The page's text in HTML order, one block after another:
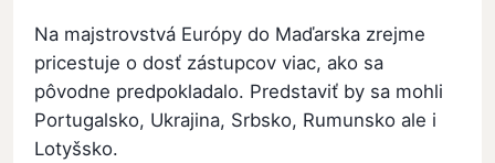
Na majstrovstvá Európy do Maďarska zrejme
pricestuje o dosť zástupcov viac, ako sa
pôvodne predpokladalo. Predstaviť by sa mohli
Portugalsko, Ukrajina, Srbsko, Rumunsko ale i
Lotyšsko.